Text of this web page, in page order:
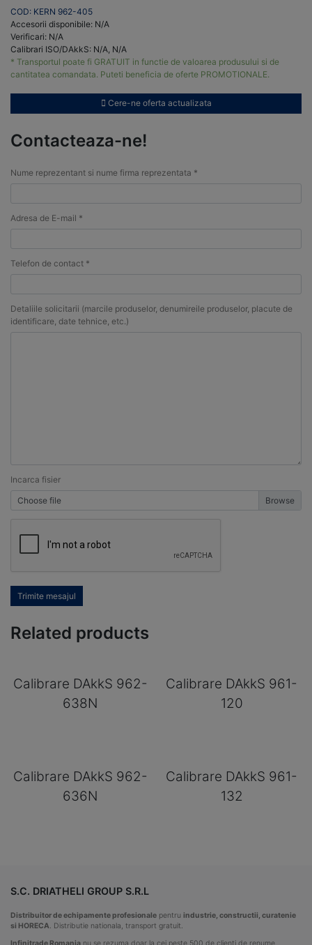
COD: KERN 962-405
Accesorii disponibile: N/A
Verificari: N/A
Calibrari ISO/DAkkS: N/A, N/A
* Transportul poate fi GRATUIT in functie de valoarea produsului si de
cantitatea comandata. Puteti beneficia de oferte PROMOTIONALE.
Cere-ne oferta actualizata
Contacteaza-ne!
Nume reprezentant si nume firma reprezentata *
Adresa de E-mail *
Telefon de contact *
Detaliile solicitarii (marcile produselor, denumireile produselor, placute de
identificare, date tehnice, etc.)
Incarca fisier
Choose file
Trimite mesajul
Related products
Calibrare DAkkS 962-
638N
Calibrare DAkkS 961-
120
Calibrare DAkkS 962-
636N
Calibrare DAkkS 961-
132
S.C. DRIATHELI GROUP S.R.L
Distribuitor de echipamente profesionale pentru industrie, constructii, curatenie
si HORECA. Distributie nationala, transport gratuit.